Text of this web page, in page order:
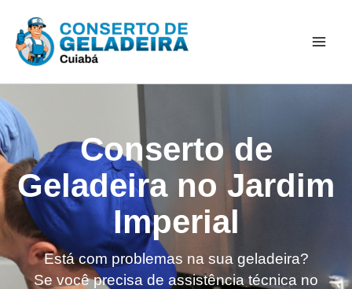
para
Conserto de
Geladeira no Jardim
Imperial
Está com problemas na sua geladeira?
Se você precisa de assistência técnica no